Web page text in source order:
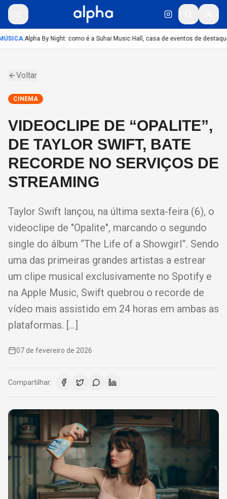
:Alpha By Night: como é a Suhai Music Hall, casa de eventos de
Voltar
CINEMA
VIDEOCLIPE DE “OPALITE”,
DE TAYLOR SWIFT, BATE
RECORDE NO SERVIÇOS DE
STREAMING
Taylor Swift lançou, na última sexta-feira (6), o
videoclipe de "Opalite", marcando o segundo
single do álbum “The Life of a Showgirl”. Sendo
uma das primeiras grandes artistas a estrear
um clipe musical exclusivamente no Spotify e
na Apple Music, Swift quebrou o recorde de
vídeo mais assistido em 24 horas em ambas as
plataformas. […]
07 de fevereiro de 2026
Compartilhar: